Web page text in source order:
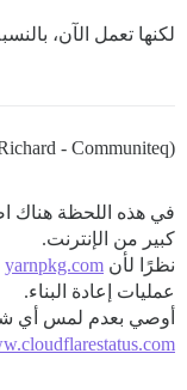
لكنها تعمل الآن،
- Communiteq)
كبير من الإنترنت.
نظرًا لأن yarnpkg.com
عمليات إعادة البناء.
أوصي بعدم لمس أي